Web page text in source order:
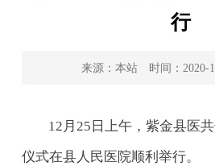
行
来源：本站 时间：2020-
12月25日上午，紫金县医
仪式在县人民医院顺利举行。